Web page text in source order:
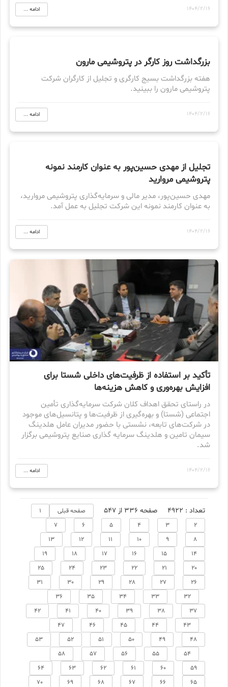
1404/2/16 ادامه ...
بزرگداشت روز کارگر در پتروشیمی مارون
هفته بزرگداشت بسیج کارگری و تجلیل از کارگران شرکت
پتروشیمی مارون را ببینید.
1404/2/16 ادامه ...
تجلیل از مهدی حسین‌پور به عنوان کارمند نمونه
پتروشیمی مروارید
مهدی حسین‌پور، مدیر مالی و سرمایه‌گذاری پتروشیمی مروارید،
به عنوان کارمند نمونه این شرکت تجلیل به عمل آمد.
1404/2/16 ادامه ...
تأکید بر استفاده از ظرفیت‌های داخلی شستا برای
افزایش بهره‌وری و کاهش هزینه‌ها
در راستای تحقق اهداف کلان شرکت سرمایه‌گذاری تأمین
اجتماعی (شستا) و بهره‌گیری از ظرفیت‌ها و پتانسیل‌های موجود
در شرکت‌های تابعه، نشستی با حضور مدیران عامل هلدینگ
سیمان تامین و هلدینگ سرمایه گذاری صنایع پتروشیمی برگزار
شد.
1404/2/16 ادامه ...
تعداد : 4922 صفحه 336 از 547 صفحه قبلی
1
2
3
4
5
6
7
8
9
10
11
12
13
14
15
16
17
18
19
20
21
22
23
24
25
26
27
28
29
30
31
32
33
34
35
36
37
38
39
40
41
42
43
44
45
46
47
48
49
50
51
52
53
54
55
56
57
58
59
60
61
62
63
64
65
66
67
68
69
70